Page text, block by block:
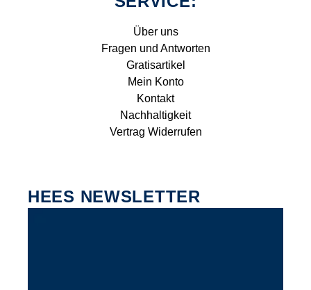
Über uns
Fragen und Antworten
Gratisartikel
Mein Konto
Kontakt
Nachhaltigkeit
Vertrag Widerrufen
HEES NEWSLETTER